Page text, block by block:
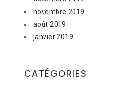
novembre 2019
août 2019
janvier 2019
CATÉGORIES